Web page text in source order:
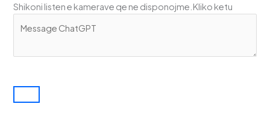
Shikoni listen e kamerave qe ne disponojme.Kliko ketu